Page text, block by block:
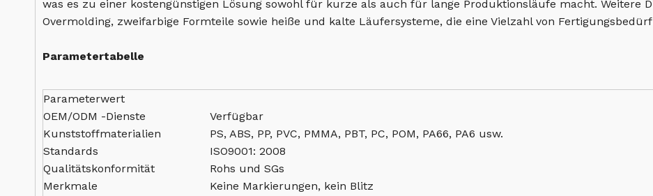
was es zu einer kostengünstigen Lösung sowohl für kurze als auch für lange Produktionsläufe macht. Weitere
Overmolding, zweifarbige Formteile sowie heiße und kalte Läufersysteme, die eine Vielzahl von
Parametertabelle
Parameterwert
OEM/ODM -Dienste
Verfügbar
Kunststoffmaterialien
PS, ABS, PP, PVC, PMMA, PBT, PC, POM, PA66, PA6 usw.
Standards
ISO9001: 2008
Qualitätskonformität
Rohs und SGs
Merkmale
Keine Markierungen, kein Blitz